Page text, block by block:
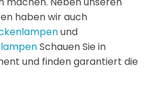
haben wir auch
und
Schauen Sie in
und finden garantiert die